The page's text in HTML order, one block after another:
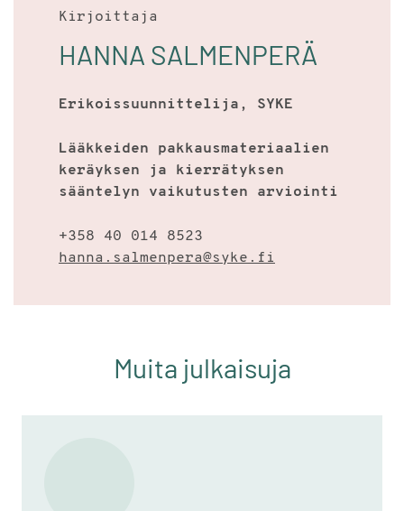
Kirjoittaja
HANNA SALMENPERÄ
Erikoissuunnittelija, SYKE
Lääkkeiden pakkausmateriaalien
keräyksen ja kierrätyksen
sääntelyn vaikutusten arviointi
+358 40 014 8523
hanna.salmenpera@syke.fi
Muita julkaisuja